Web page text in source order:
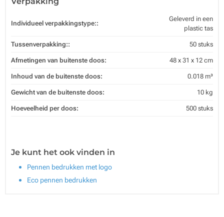
Individueel verpakkingstype::
Geleverd in een
plastic tas
Tussenverpakking:: 50 stuks
Afmetingen van buitenste doos: 48 x 31 x 12 cm
Inhoud van de buitenste doos: 0.018 m³
Gewicht van de buitenste doos: 10 kg
Hoeveelheid per doos: 500 stuks
Je kunt het ook vinden in
Pennen bedrukken met logo
Eco pennen bedrukken